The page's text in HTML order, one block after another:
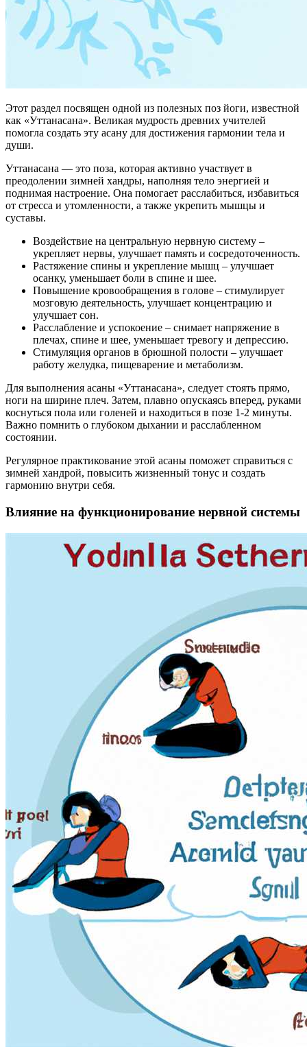
Этот раздел посвящен одной из полезных поз йоги, известной
как «Уттанасана». Великая мудрость древних учителей
помогла создать эту асану для достижения гармонии тела и
души.
Уттанасана — это поза, которая активно участвует в
преодолении зимней хандры, наполняя тело энергией и
поднимая настроение. Она помогает расслабиться, избавиться
от стресса и утомленности, а также укрепить мышцы и
суставы.
Воздействие на центральную нервную систему –
укрепляет нервы, улучшает память и сосредоточенность.
Растяжение спины и укрепление мышц – улучшает
осанку, уменьшает боли в спине и шее.
Повышение кровообращения в голове – стимулирует
мозговую деятельность, улучшает концентрацию и
улучшает сон.
Расслабление и успокоение – снимает напряжение в
плечах, спине и шее, уменьшает тревогу и депрессию.
Стимуляция органов в брюшной полости – улучшает
работу желудка, пищеварение и метаболизм.
Для выполнения асаны «Уттанасана», следует стоять прямо,
ноги на ширине плеч. Затем, плавно опускаясь вперед, руками
коснуться пола или голеней и находиться в позе 1-2 минуты.
Важно помнить о глубоком дыхании и расслабленном
состоянии.
Регулярное практикование этой асаны поможет справиться с
зимней хандрой, повысить жизненный тонус и создать
гармонию внутри себя.
Влияние на функционирование нервной системы